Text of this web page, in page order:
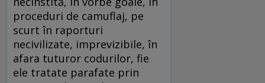
proceduri de camuflaj, pe
scurt în raporturi
necivilizate, imprevizibile, în
afara tuturor codurilor, fie
ele tratate parafate prin